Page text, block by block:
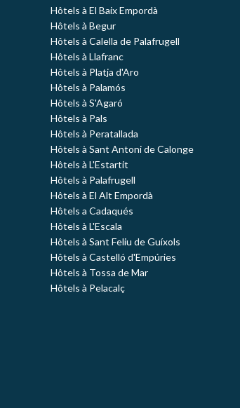
Hôtels à El Baix Empordà
Hôtels à Begur
Hôtels à Calella de Palafrugell
Hôtels à Llafranc
Hôtels à Platja d'Aro
Hôtels à Palamós
Hôtels à S'Agaró
Hôtels à Pals
Hôtels à Peratallada
Hôtels à Sant Antoni de Calonge
Hôtels à L'Estartit
Hôtels à Palafrugell
Hôtels à El Alt Empordà
Hôtels a Cadaqués
Hôtels à L'Escala
Hôtels à Sant Feliu de Guíxols
Hôtels à Castelló d'Empúries
Hôtels à Tossa de Mar
Hôtels à Pelacalç